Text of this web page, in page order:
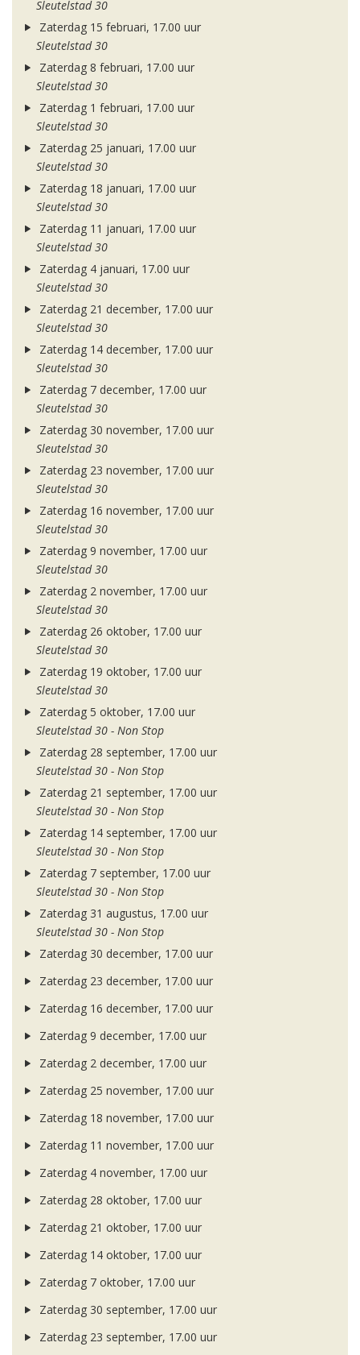
Sleutelstad 30
Zaterdag 15 februari, 17.00 uur
Sleutelstad 30
Zaterdag 8 februari, 17.00 uur
Sleutelstad 30
Zaterdag 1 februari, 17.00 uur
Sleutelstad 30
Zaterdag 25 januari, 17.00 uur
Sleutelstad 30
Zaterdag 18 januari, 17.00 uur
Sleutelstad 30
Zaterdag 11 januari, 17.00 uur
Sleutelstad 30
Zaterdag 4 januari, 17.00 uur
Sleutelstad 30
Zaterdag 21 december, 17.00 uur
Sleutelstad 30
Zaterdag 14 december, 17.00 uur
Sleutelstad 30
Zaterdag 7 december, 17.00 uur
Sleutelstad 30
Zaterdag 30 november, 17.00 uur
Sleutelstad 30
Zaterdag 23 november, 17.00 uur
Sleutelstad 30
Zaterdag 16 november, 17.00 uur
Sleutelstad 30
Zaterdag 9 november, 17.00 uur
Sleutelstad 30
Zaterdag 2 november, 17.00 uur
Sleutelstad 30
Zaterdag 26 oktober, 17.00 uur
Sleutelstad 30
Zaterdag 19 oktober, 17.00 uur
Sleutelstad 30
Zaterdag 5 oktober, 17.00 uur
Sleutelstad 30 - Non Stop
Zaterdag 28 september, 17.00 uur
Sleutelstad 30 - Non Stop
Zaterdag 21 september, 17.00 uur
Sleutelstad 30 - Non Stop
Zaterdag 14 september, 17.00 uur
Sleutelstad 30 - Non Stop
Zaterdag 7 september, 17.00 uur
Sleutelstad 30 - Non Stop
Zaterdag 31 augustus, 17.00 uur
Sleutelstad 30 - Non Stop
Zaterdag 30 december, 17.00 uur
Zaterdag 23 december, 17.00 uur
Zaterdag 16 december, 17.00 uur
Zaterdag 9 december, 17.00 uur
Zaterdag 2 december, 17.00 uur
Zaterdag 25 november, 17.00 uur
Zaterdag 18 november, 17.00 uur
Zaterdag 11 november, 17.00 uur
Zaterdag 4 november, 17.00 uur
Zaterdag 28 oktober, 17.00 uur
Zaterdag 21 oktober, 17.00 uur
Zaterdag 14 oktober, 17.00 uur
Zaterdag 7 oktober, 17.00 uur
Zaterdag 30 september, 17.00 uur
Zaterdag 23 september, 17.00 uur